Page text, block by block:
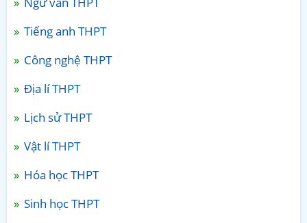
Tiếng anh THPT
Công nghệ THPT
Địa lí THPT
Lịch sử THPT
Vật lí THPT
Hóa học THPT
Sinh học THPT